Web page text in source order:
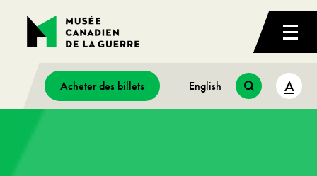
Acheter des billets English A